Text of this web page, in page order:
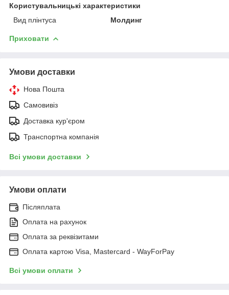
Користувальницькі характеристики
Вид плінтуса
Молдинг
Приховати
Умови доставки
Нова Пошта
Самовивіз
Доставка кур'єром
Транспортна компанія
Всі умови доставки
Умови оплати
Післяплата
Оплата на рахунок
Оплата за реквізитами
Оплата картою Visa, Mastercard - WayForPay
Всі умови оплати